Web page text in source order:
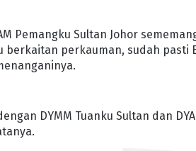
Pemangku Sultan Johor
berkaitan perkauman, sudah pasti
DYMM Tuanku Sultan dan